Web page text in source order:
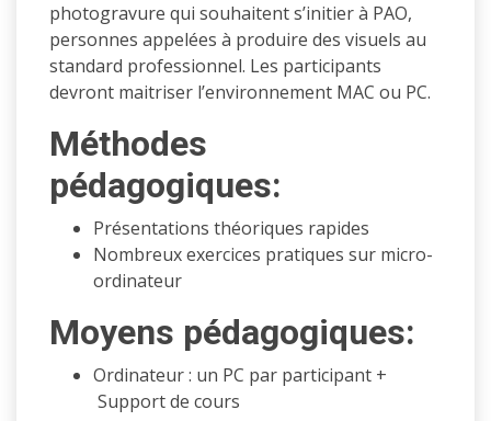
photogravure qui souhaitent s’initier à PAO,
personnes appelées à produire des visuels au
standard professionnel. Les participants
devront maitriser l’environnement MAC ou PC.
Méthodes
pédagogiques:
Présentations théoriques rapides
Nombreux exercices pratiques sur micro-
ordinateur
Moyens pédagogiques:
Ordinateur : un PC par participant +
Support de cours